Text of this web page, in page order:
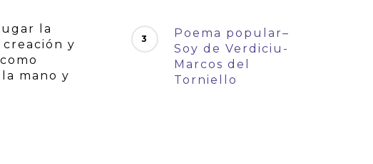
la
y
mano y
Poema popular–
Soy de Verdiciu-
Marcos del
Torniello